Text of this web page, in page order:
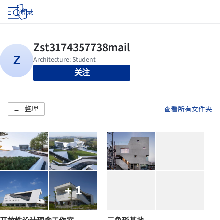
登录
关注
整理 查看所有文件夹
+ 1